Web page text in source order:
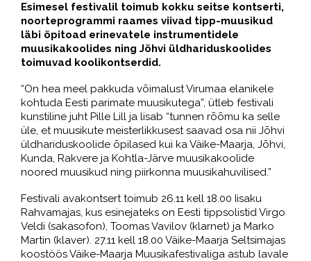
Esimesel festivalil toimub kokku seitse kontserti,
noorteprogrammi raames viivad tipp-muusikud
läbi õpitoad erinevatele instrumentidele
muusikakoolides ning Jõhvi üldhariduskoolides
toimuvad koolikontserdid.
“On hea meel pakkuda võimalust Virumaa elanikele
kohtuda Eesti parimate muusikutega”, ütleb festivali
kunstiline juht Pille Lill ja lisab “tunnen rõõmu ka selle
üle, et muusikute meisterlikkusest saavad osa nii Jõhvi
üldhariduskoolide õpilased kui ka Väike-Maarja, Jõhvi,
Kunda, Rakvere ja Kohtla-Järve muusikakoolide
noored muusikud ning piirkonna muusikahuvilised.”
Festivali avakontsert toimub 26.11 kell 18.00 Iisaku
Rahvamajas, kus esinejateks on Eesti tippsolistid Virgo
Veldi (sakasofon), Toomas Vavilov (klarnet) ja Marko
Martin (klaver). 27.11 kell 18.00 Väike-Maarja Seltsimajas
koostöös Väike-Maarja Muusikafestivaliga astub lavale